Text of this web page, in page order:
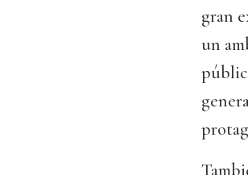
gran
un